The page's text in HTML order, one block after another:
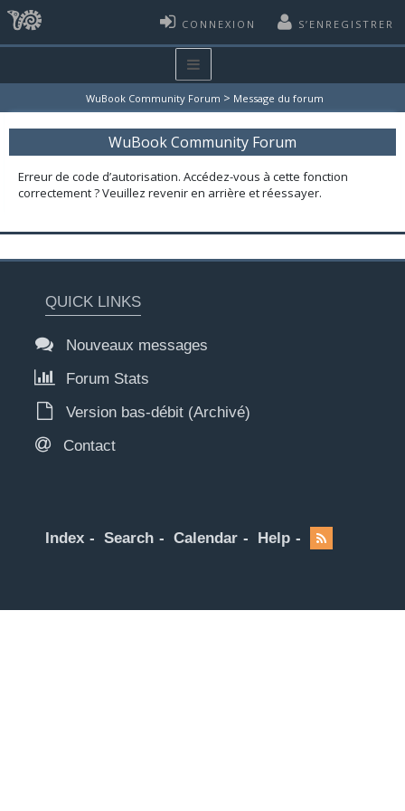
CONNEXION S’ENREGISTRER
WuBook Community Forum > Message du forum
WuBook Community Forum
Erreur de code d’autorisation. Accédez-vous à cette fonction
correctement ? Veuillez revenir en arrière et réessayer.
QUICK LINKS
Nouveaux messages
Forum Stats
Version bas-débit (Archivé)
Contact
Index Search Calendar Help